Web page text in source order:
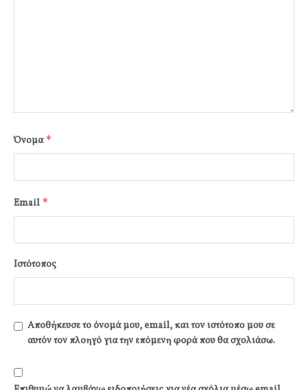
Όνομα*
Email *
Ιστότοπος
Αποθήκευσε το όνομά μου, email, και τον ιστότοπο μου σε
αυτόν τον πλοηγό για την επόμενη φορά που θα σχολιάσω.